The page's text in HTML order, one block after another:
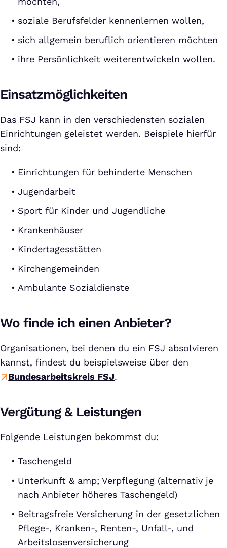
soziale Berufsfelder kennenlernen wollen,
sich allgemein beruflich orientieren möchten
ihre Persönlichkeit weiterentwickeln wollen.
Einsatzmöglichkeiten
Das FSJ kann in den verschiedensten sozialen
Einrichtungen geleistet werden. Beispiele hierfür
sind:
Einrichtungen für behinderte Menschen
Jugendarbeit
Sport für Kinder und Jugendliche
Krankenhäuser
Kindertagesstätten
Kirchengemeinden
Ambulante Sozialdienste
Wo finde ich einen Anbieter?
Organisationen, bei denen du ein FSJ absolvieren
kannst, findest du beispielsweise über den
Bundesarbeitskreis FSJ.
Vergütung & Leistungen
Folgende Leistungen bekommst du:
Taschengeld
Unterkunft & amp; Verpflegung (alternativ je
nach Anbieter höheres Taschengeld)
Beitragsfreie Versicherung in der gesetzlichen
Pflege-, Kranken-, Renten-, Unfall-, und
Arbeitslosenversicherung